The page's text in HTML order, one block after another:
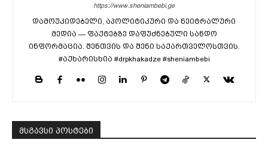
https://www.sheniambebi.ge
დამოუკიდებელი, აპოლიტიკური და ნეიტრალური
მედია — ფაქტებზე დაფუძნებული სანდო
ინფორმაცია. შენთვის და შენი საქართველოსთვის.
#აქხარისხია #drpkhakadze #sheniambebi
მსგავსი პოსტები